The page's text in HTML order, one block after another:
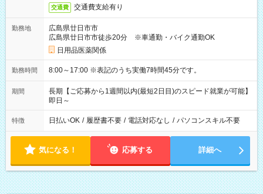
交通費 交通費支給有り
勤務地
広島県廿日市市
広島県廿日市市徒歩20分 ※車通勤・バイク通勤OK
日用品医薬関係
勤務時間 8:00～17:00 ※表記のうち実働7時間45分です。
期間
長期【ご応募から1週間以内(最短2日目)のスピード就業が可能】
即日～
特徴 日払いOK / 履歴書不要 / 電話対応なし / パソコンスキル不要
気になる！ 応募する 詳細へ